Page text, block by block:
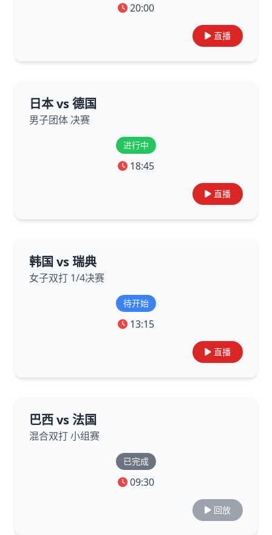
20:00
直播
日本 vs 德国
男子团体 决赛
进行中
18:45
直播
韩国 vs 瑞典
女子双打 1/4决赛
待开始
13:15
直播
巴西 vs 法国
混合双打 小组赛
已完成
09:30
回放